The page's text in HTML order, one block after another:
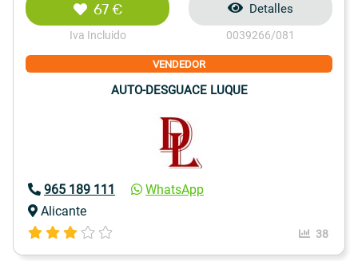
67 €
Iva Incluido
Detalles
0039266/081
VENDEDOR
AUTO-DESGUACE LUQUE
965 189 111
WhatsApp
Alicante
38